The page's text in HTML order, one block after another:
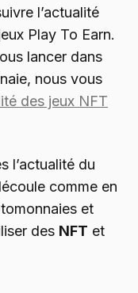
l’actualité
Play To Earn.
lancer dans
nous vous
des jeux NFT
l’actualité du
comme en
et
des NFT et